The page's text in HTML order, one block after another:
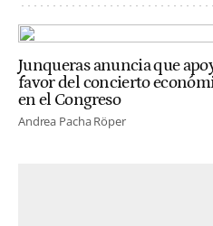
Junqueras anuncia que
favor del concierto
en el Congreso
Andrea Pacha Röper